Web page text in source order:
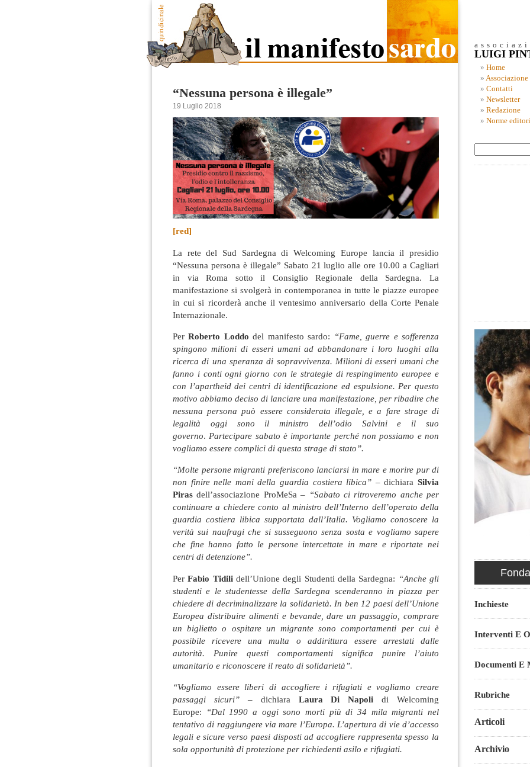
“Nessuna persona è illegale”
19 Luglio 2018
[red]
La rete del Sud Sardegna di Welcoming Europe lancia il presidio
“Nessuna persona è illegale” Sabato 21 luglio alle ore 10.00 a Cagliari
in via Roma sotto il Consiglio Regionale della Sardegna. La
manifestazione si svolgerà in contemporanea in tutte le piazze europee
in cui si ricorderà anche il ventesimo anniversario della Corte Penale
Internazionale.
PerRoberto Loddo del manifesto sardo: “Fame, guerre e sofferenza
spingono milioni di esseri umani ad abbandonare i loro luoghi alla
ricerca di una speranza di sopravvivenza. Milioni di esseri umani che
fanno i conti ogni giorno con le strategie di respingimento europee e
con l’apartheid dei centri di identificazione ed espulsione. Per questo
motivo abbiamo deciso di lanciare una manifestazione, per ribadire che
nessuna persona può essere considerata illegale, e a fare strage di
legalità oggi sono il ministro dell’odio Salvini e il suo
governo. Partecipare sabato è importante perché non possiamo e non
vogliamo essere complici di questa strage di stato”.
“Molte persone migranti preferiscono lanciarsi in mare e morire pur di
non finire nelle mani della guardia costiera libica” – dichiaraSilvia
Piras dell’associazione ProMeSa – “Sabato ci ritroveremo anche per
continuare a chiedere conto al ministro dell’Interno dell’operato della
guardia costiera libica supportata dall’Italia. Vogliamo conoscere la
verità sui naufragi che si susseguono senza sosta e vogliamo sapere
che fine hanno fatto le persone intercettate in mare e riportate nei
centri di detenzione”.
PerFabio Tidilidell’Unione degli Studenti della Sardegna: “Anche gli
studenti e le studentesse della Sardegna scenderanno in piazza per
chiedere di decriminalizzare la solidarietà. In ben 12 paesi dell’Unione
Europea distribuire alimenti e bevande, dare un passaggio, comprare
un biglietto o ospitare un migrante sono comportamenti per cui è
possibile ricevere una multa o addirittura essere arrestati dalle
autorità. Punire questi comportamenti significa punire l’aiuto
umanitario e riconoscere il reato di solidarietà”.
“Vogliamo essere liberi di accogliere i rifugiati e vogliamo creare
passaggi sicuri”– dichiara Laura Di Napolidi Welcoming
Europe: “Dal 1990 a oggi sono morti più di 34 mila migranti nel
tentativo di raggiungere via mare l’Europa. L’apertura di vie d’accesso
legali e sicure verso paesi disposti ad accogliere rappresenta spesso la
sola opportunità di protezione per richiedenti asilo e rifugiati.
LUIGI
Home
Associazione
Contatti
Newsletter
Redazione
Norme
Inchieste
Interventi E
Documenti E
Rubriche
Articoli
Archivio